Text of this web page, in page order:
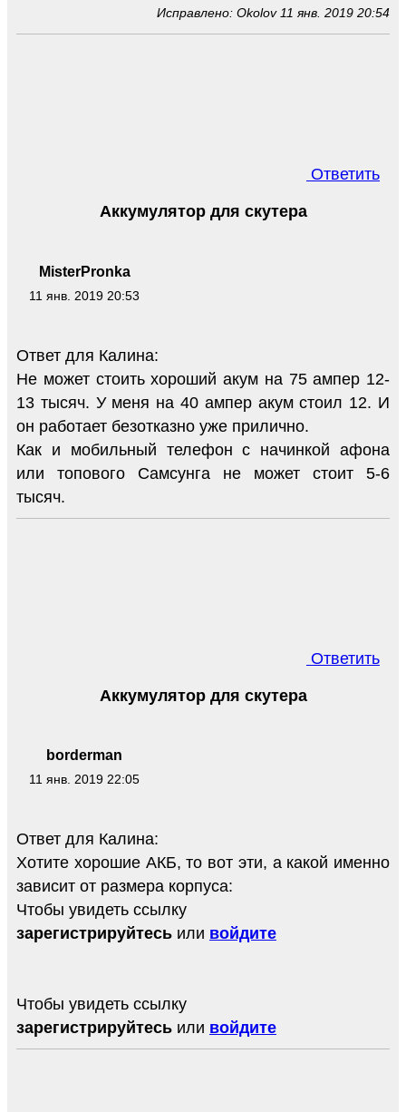
Исправлено: Okolov 11 янв. 2019 20:54
Ответить
MisterPronka
11 янв. 2019 20:53
Аккумулятор для скутера
Ответ для Калина:
Не может стоить хороший акум на 75 ампер 12-
13 тысяч. У меня на 40 ампер акум стоил 12. И
он работает безотказно уже прилично.
Как и мобильный телефон с начинкой афона
или топового Самсунга не может стоит 5-6
тысяч.
Ответить
borderman
11 янв. 2019 22:05
Аккумулятор для скутера
Ответ для Калина:
Хотите хорошие АКБ, то вот эти, а какой именно
зависит от размера корпуса:
Чтобы увидеть ссылку
зарегистрируйтесь или войдите
Чтобы увидеть ссылку
зарегистрируйтесь или войдите